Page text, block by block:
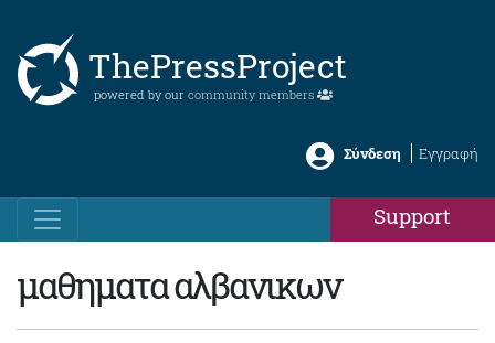
ThePressProject
powered by our community members
Σύνδεση Εγγραφή
Support
μαθηματα αλβανικων